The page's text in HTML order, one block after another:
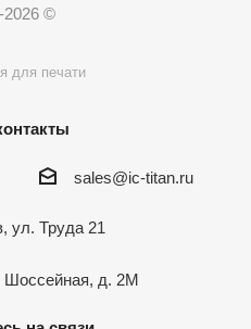
2026 ©
для печати
sales@ic-titan.ru
ул. Труда 21
Шоссейная, д. 2М